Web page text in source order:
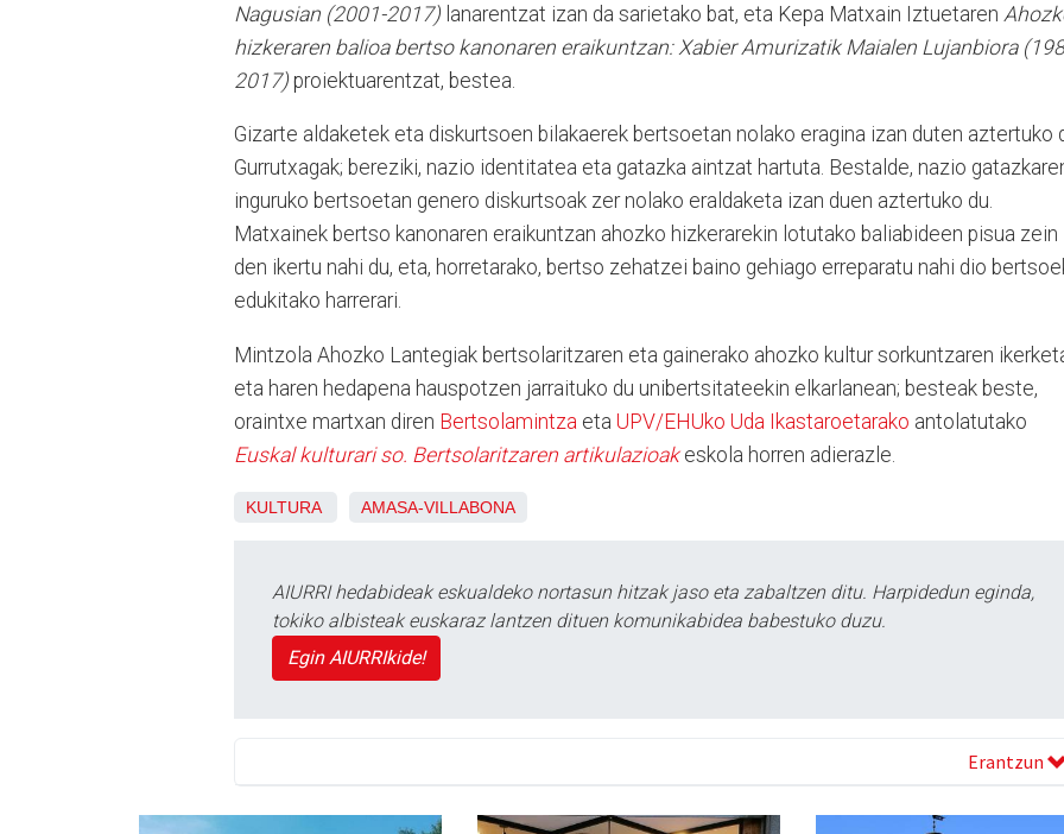
Nagusian (2001-2017) lanarentzat izan da sarietako bat, eta Kepa Matxain Iztuetaren
hizkeraren balioa bertso kanonaren eraikuntzan: Xabier Amurizatik Maialen Lujanbiora
2017) proiektuarentzat, bestea.
Gizarte aldaketek eta diskurtsoen bilakaerek bertsoetan nolako eragina izan duten aztertuko
Gurrutxagak; bereziki, nazio identitatea eta gatazka aintzat hartuta. Bestalde, nazio
inguruko bertsoetan genero diskurtsoak zer nolako eraldaketa izan duen aztertuko du.
Matxainek bertso kanonaren eraikuntzan ahozko hizkerarekin lotutako baliabideen pisua zein
den ikertu nahi du, eta, horretarako, bertso zehatzei baino gehiago erreparatu nahi dio
edukitako harrerari.
Mintzola Ahozko Lantegiak bertsolaritzaren eta gainerako ahozko kultur sorkuntzaren
eta haren hedapena hauspotzen jarraituko du unibertsitateekin elkarlanean; besteak beste,
oraintxe martxan diren Bertsolamintza eta UPV/EHUko Uda Ikastaroetarako antolatutako
Euskal kulturari so. Bertsolaritzaren artikulazioakeskola horren adierazle.
KULTURA AMASA-VILLABONA
AIURRI hedabideak eskualdeko nortasun hitzak jaso eta zabaltzen ditu. Harpidedun eginda,
tokiko albisteak euskaraz lantzen dituen komunikabidea babestuko duzu.
Egin AIURRIkide!
Erantzun